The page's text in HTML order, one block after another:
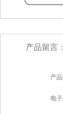
产品留言：
产
电